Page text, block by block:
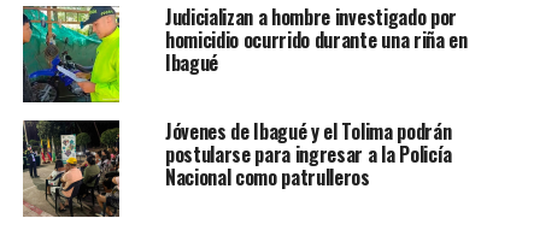
Judicializan a hombre investigado por
homicidio ocurrido durante una riña en
Ibagué
Jóvenes de Ibagué y el Tolima podrán
postularse para ingresar a la Policía
Nacional como patrulleros